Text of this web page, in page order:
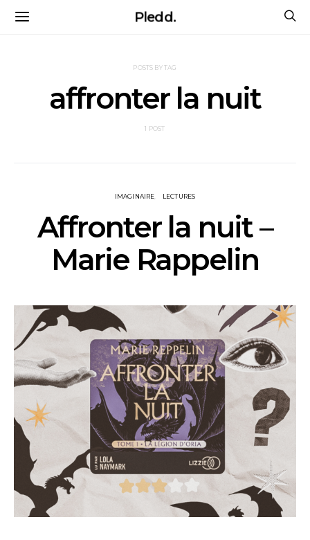
Pledd.
POSTS BY TAG
affronter la nuit
1 POST
IMAGINAIRE LECTURES
Affronter la nuit –
Marie Rappelin